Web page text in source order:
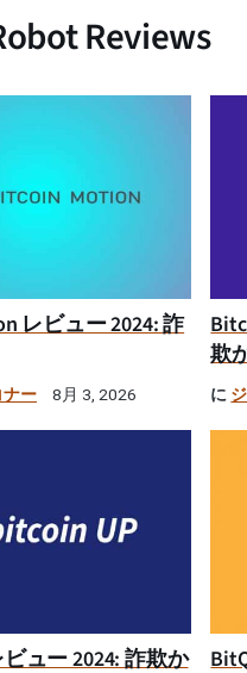
Reviews
レビュー 2024: 詐
ー 8月 3, 2026
欺
に
ュー 2024: 詐欺か